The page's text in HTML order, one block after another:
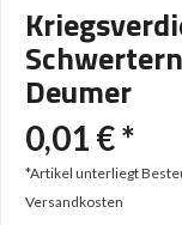
Deumer
0,01 € *
*Artikel unterliegt
Versandkosten